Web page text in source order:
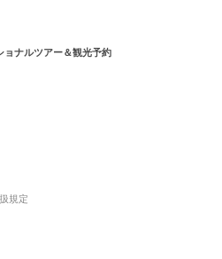
ョナルツアー＆観光予約
規定